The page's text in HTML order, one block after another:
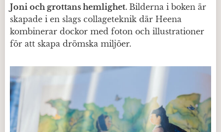
Joni och grottans hemlighet. Bilderna i boken är
skapade i en slags collageteknik där Heena
kombinerar dockor med foton och illustrationer
för att skapa drömska miljöer.